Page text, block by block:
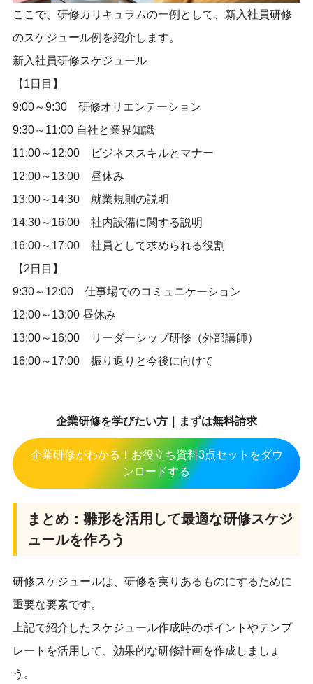
ここで、研修カリキュラムの一例として、新入社員研修
のスケジュール例を紹介します。
新入社員研修スケジュール
【1日目】
9:00～9:30 研修オリエンテーション
9:30～11:00 自社と業界知識
11:00～12:00 ビジネススキルとマナー
12:00～13:00 昼休み
13:00～14:30 就業規則の説明
14:30～16:00 社内設備に関する説明
16:00～17:00 社員として求められる役割
【2日目】
9:30～12:00 仕事場でのコミュニケーション
12:00～13:00 昼休み
13:00～16:00 リーダーシップ研修（外部講師）
16:00～17:00 振り返りと今後に向けて
企業研修を学びたい方｜まずは無料請求
企業研修がわかる！お役立ち資料3点セットをダウ
ンロードする
まとめ：雛形を活用して最適な研修スケジ
ュールを作ろう
研修スケジュールは、研修を実りあるものにするために
重要な要素です。
上記で紹介したスケジュール作成時のポイントやテンプ
レートを活用して、効果的な研修計画を作成しましょ
う。